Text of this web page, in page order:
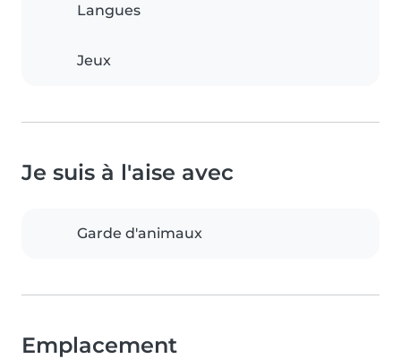
Langues
Jeux
Je suis à l'aise avec
Garde d'animaux
Emplacement